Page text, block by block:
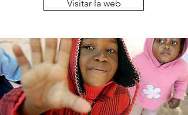
Visitar la web